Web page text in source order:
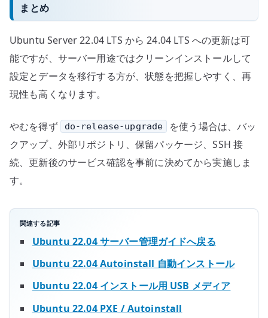
まとめ
Ubuntu Server 22.04 LTS から 24.04 LTS への更新は可
能ですが、サーバー用途ではクリーンインストールして
設定とデータを移行する方が、状態を把握しやすく、再
現性も高くなります。
やむを得ず do-release-upgrade
を使う場合は、バッ
クアップ、外部リポジトリ、保留パッケージ、SSH 接
続、更新後のサービス確認を事前に決めてから実施しま
す。
関連する記事
Ubuntu 22.04 サーバー管理ガイドへ戻る
Ubuntu 22.04 Autoinstall 自動インストール
Ubuntu 22.04 インストール用 USB メディア
Ubuntu 22.04 PXE / Autoinstall